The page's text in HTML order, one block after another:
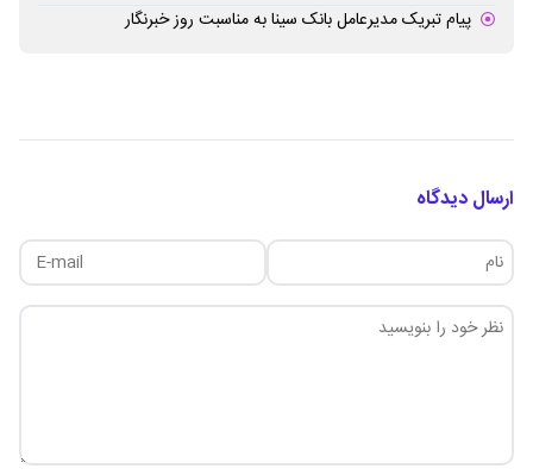
پیام تبریک مدیرعامل بانک سینا به مناسبت روز خبرنگار
ارسال دیدگاه